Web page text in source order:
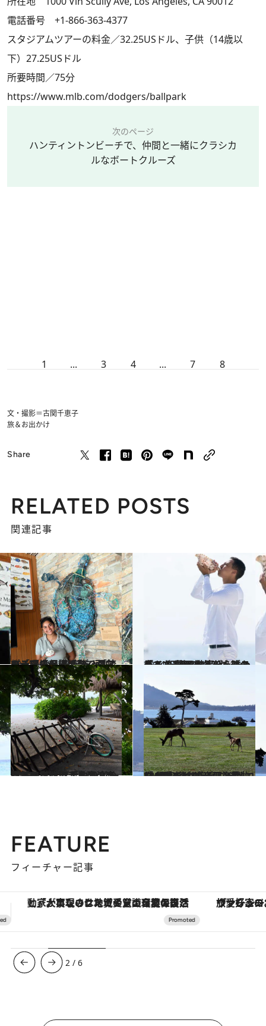
電話番号 +1-866-363-4377
スタジアムツアーの料金／32.25USドル、子供（14歳以
下）27.25USドル
所要時間／75分
https://www.mlb.com/dodgers/ballpark
次のページ
ハンティントンビーチで、仲間と一緒にクラシカ
ルなボートクルーズ
1 ... 3 4 ... 7 8
文・撮影＝古関千恵子
旅＆お出かけ
Share
RELATED POSTS
関連記事
2024.6.29
キーワードは“アート”。パティーナ モルディブ流の「環境保護活動」がアーティスティックで面白い！
旅＆お出かけ 2024.6.15
「あなたのアリス・ミーハです」 王族気分を味わえる“伝説の執事”が 待つ島へ！ 夢のモルディブステイ
旅＆お出かけ
2024.6.1
誰もいない無人島に泊まってみたい！ 手つかずの自然を堪能できる南の楽園 モルディブ「コモ マーリフシ」
旅＆お出かけ 2024.5.18
180種以上の海鳥、ラッコにクジラも！ 米西海岸「ペブルビーチ」で楽しむ 最高峰のゴルフと動物ウォッチング
旅＆お出かけ
FEATURE
フィーチャー記事
ヴァシュロン・コンスタンタン「オーヴァーシーズ・オートマティック」。旅愛好家のお気に入りコレクションから、ジェンダーレスな新作が登場 【夏限定ディナーコース】旬を
3 /6